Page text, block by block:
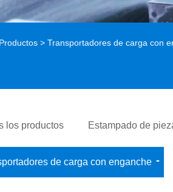
Productos >Transportadores de carga con
los productos Estampado de
de carga con enganche